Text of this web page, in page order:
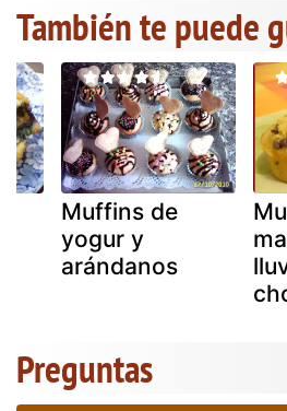
También te puede
Muffins de
yogur y
arándanos
Preguntas